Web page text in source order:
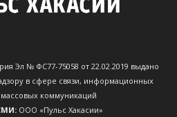
Эл № ФС77-75058 от 22.02.2019 выдано
в сфере связи, информационных
коммуникаций
ООО «Пульс Хакасии»